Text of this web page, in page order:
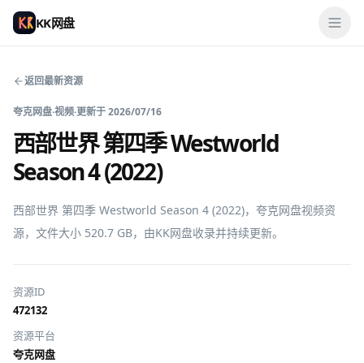
KK网盘
返回最新资源
夸克网盘·视频·更新于2026/07/16
西部世界 第四季 Westworld
Season 4 (2022)
西部世界 第四季 Westworld Season 4 (2022)，夸克网盘视频资
源，文件大小 520.7 GB，由KK网盘收录并持续更新。
资源ID
472132
资源平台
夸克网盘